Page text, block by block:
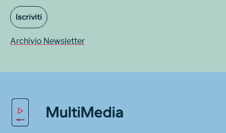
Iscriviti
Archivio Newsletter
MultiMedia